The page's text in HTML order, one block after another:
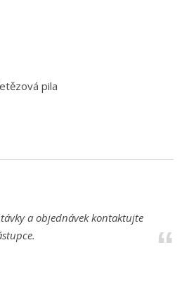
pila
a objednávek kontaktujte